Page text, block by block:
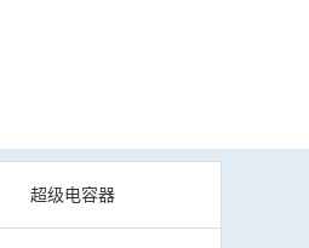
超级电容器